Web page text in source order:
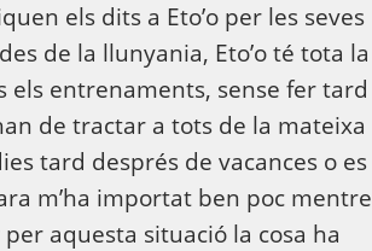
els dits a Eto’o per les seves
de la llunyania, Eto’o té tota la
entrenaments, sense fer tard
de tractar a tots de la mateixa
tard després de vacances o es
m’ha importat ben poc mentre
aquesta situació la cosa ha